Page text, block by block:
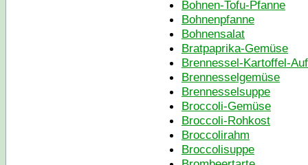
Bohnen-Tofu-Pfanne
Bohnenpfanne
Bohnensalat
Bratpaprika-Gemüse
Brennessel-Kartoffel-
Brennesselgemüse
Brennesselsuppe
Broccoli-Gemüse
Broccoli-Rohkost
Broccolirahm
Broccolisuppe